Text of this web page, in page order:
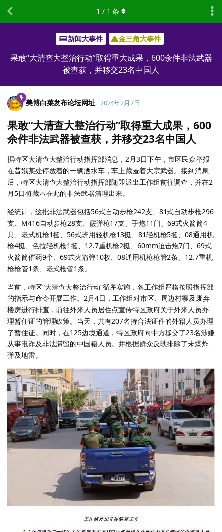
新闻大事件 金三角大事件
果敢“大清查大整治行动”取得重大成果，600余件非法武器
被查获，并移交23名中国人
1 / 1 条
美博白菜发布论坛网址 2024年2月7日
果敢“大清查大整治行动”取得重大成果，600
余件非法武器被查获，并移交23名中国人
据特区大清查大整治行动指挥部消息，2月3日下午，市区民众举报
在昔娥某处停放着的一辆洒水车，车上藏匿着大宗武器。接到消息
后，特区大清查大整治行动指挥部随即派出工作组前往调查，并在2
月5日将藏匿在此的非法武器清理出来。
经统计，这批非法武器包括56式自动步枪242支、81式自动步枪296
支、M416自动步枪28支、霰弹枪17支、手炮11门、69式火箭筒4
具、老式机枪1挺、56式班用轻机枪13挺、81轻机枪5挺、08通用机
枪4挺、色拉轻机枪1挺、12.7重机枪2挺、60mm迫击炮7门、69式
火箭筒催药9个、69式火箭弹10枚、08通用机枪枪管2条、12.7重机
枪枪管1条、老式枪管1条。
当前，特区“大清查大整治行动”循序实施，各工作组严格按照指挥部
的指示与命令开展工作。2月4日，工作组对市区、周边村寨及废弃
楼房进行排查，前往外来人员居住点宣传特区政府关于外来人员办
理暂住证的管理政策。当天，共有207名持合法证件的外籍人员办理
了暂住证。同时，在125边境通道，特区政府向中方移交了23名涉嫌
从事电诈及非法滞留的中国籍人员。并根据群众反映排除了未爆炸
弹及地雷。